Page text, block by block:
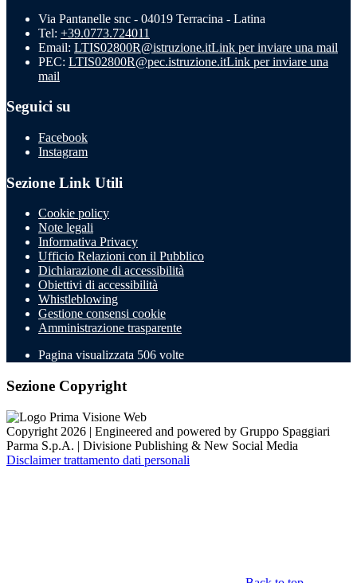
Via Pantanelle snc - 04019 Terracina - Latina
Tel: +39.0773.724011
Email: LTIS02800R@istruzione.itLink per inviare una mail
PEC: LTIS02800R@pec.istruzione.itLink per inviare una
mail
Seguici su
Facebook
Instagram
Sezione Link Utili
Cookie policy
Note legali
Informativa Privacy
Ufficio Relazioni con il Pubblico
Dichiarazione di accessibilità
Obiettivi di accessibilità
Whistleblowing
Gestione consensi cookie
Amministrazione trasparente
Pagina visualizzata 506 volte
Sezione Copyright
Copyright 2026 | Engineered and powered by Gruppo Spaggiari
Parma S.p.A. | Divisione Publishing & New Social Media
Disclaimer trattamento dati personali